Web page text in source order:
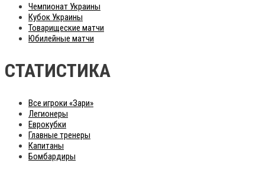
Чемпионат Украины
Кубок Украины
Товарищеские матчи
Юбилейные матчи
СТАТИСТИКА
Все игроки «Зари»
Легионеры
Еврокубки
Главные тренеры
Капитаны
Бомбардиры